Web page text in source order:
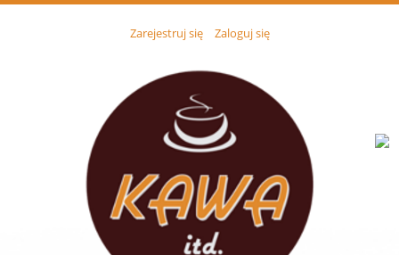
Zarejestruj się Zaloguj się